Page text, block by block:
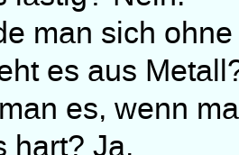
sich ohne
es aus
es, wenn
Ja.